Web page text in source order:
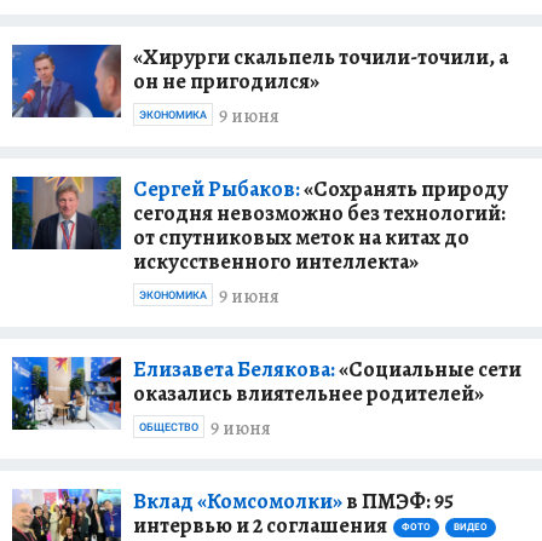
«Хирурги скальпель точили-точили, а
он не пригодился»
9 июня
ЭКОНОМИКА
Сергей Рыбаков:«Сохранять природу
сегодня невозможно без технологий:
от спутниковых меток на китах до
искусственного интеллекта»
9 июня
ЭКОНОМИКА
Елизавета Белякова:«Социальные сети
оказались влиятельнее родителей»
9 июня
ОБЩЕСТВО
Вклад «Комсомолки»в ПМЭФ: 95
интервью и 2 соглашения
ФОТО ВИДЕО